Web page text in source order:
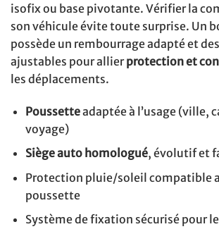
isofix ou base pivotante. Vérifier la
son véhicule évite toute surprise. Un
possède un rembourrage adapté et
ajustables pour allierprotection et
les déplacements.
Poussetteadaptée à l’usage (ville,
voyage)
Siège auto homologué, évolutif et
Protection pluie/soleil compatible
poussette
Système de fixation sécurisé pour